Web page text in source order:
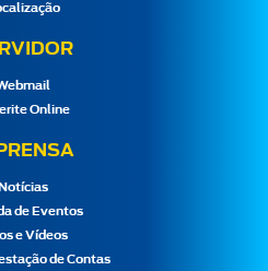
Online
Notícias
de Eventos
e Vídeos
de Contas